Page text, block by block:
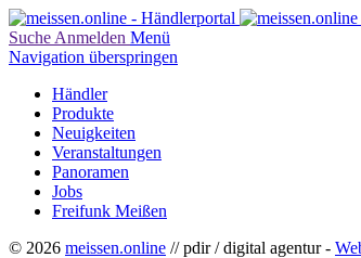
Suche Anmelden Menü
Navigation überspringen
Händler
Produkte
Neuigkeiten
Veranstaltungen
Panoramen
Jobs
Freifunk Meißen
© 2026 meissen.online // pdir / digital agentur -